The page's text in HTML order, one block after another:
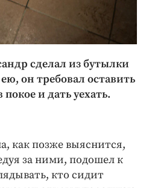
сделал из бутылки
он требовал оставить
покое и дать уехать.
как позже выяснится,
за ними, подошел к
кто сидит